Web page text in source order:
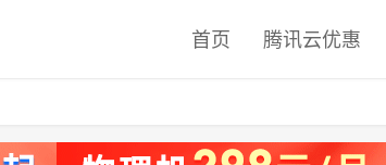
首页 腾讯云优惠